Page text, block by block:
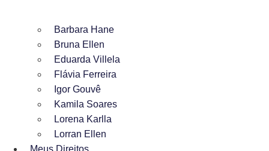
Barbara Hane
Bruna Ellen
Eduarda Villela
Flávia Ferreira
Igor Gouvê
Kamila Soares
Lorena Karlla
Lorran Ellen